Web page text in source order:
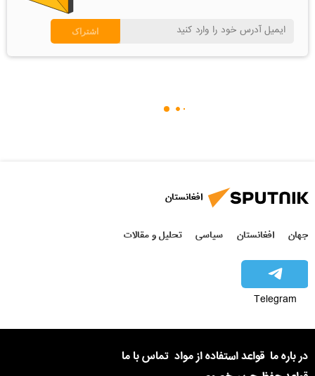
افغانستان
جهان افغانستان سیاسی تحلیل و مقالات
Telegram
در باره ما قواعد استفاده از مواد تماس با ما